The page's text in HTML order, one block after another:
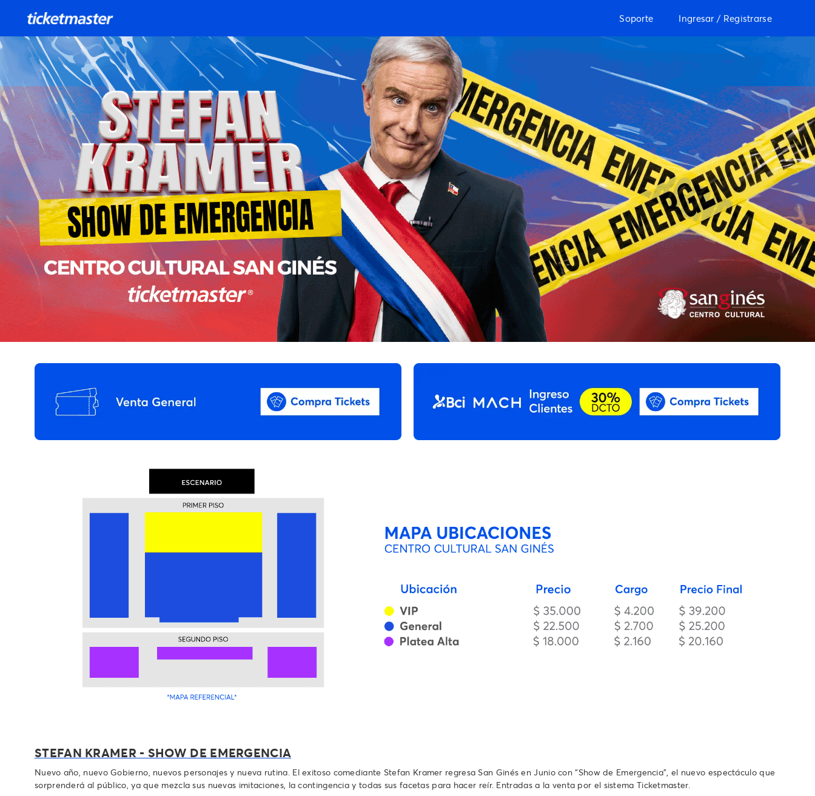
Soporte Ingresar / Registrarse
STEFAN KRAMER - SHOW DE EMERGENCIA
Nuevo año, nuevo Gobierno, nuevos personajes y nueva rutina. El exitoso comediante Stefan Kramer regresa San Ginés en Junio con “Show de Emergencia”, el nuevo espectáculo que
sorprenderá al público, ya que mezcla sus nuevas imitaciones, la contingencia y todas sus facetas para hacer reír. Entradas a la venta por el sistema Ticketmaster.